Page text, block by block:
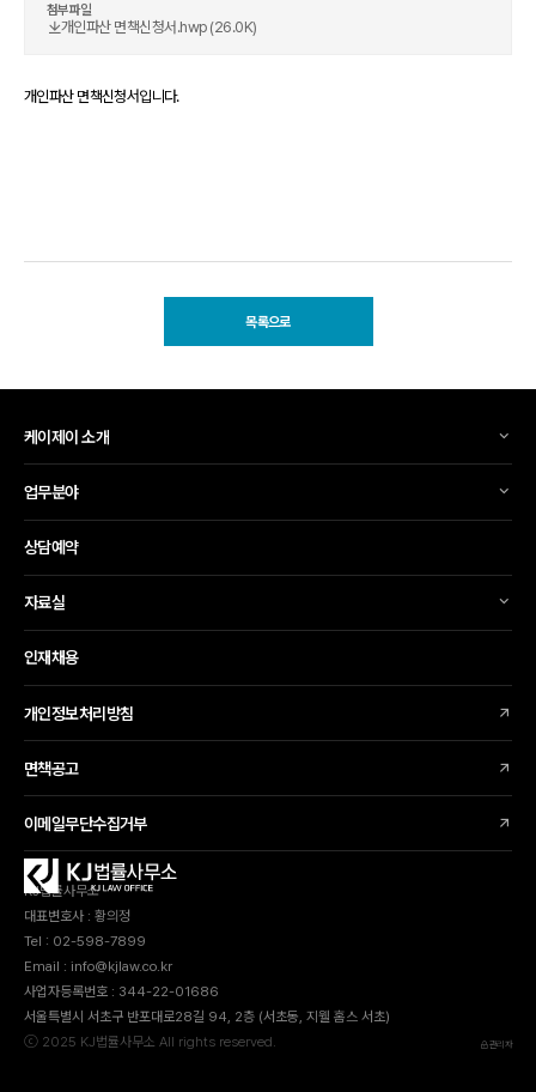
첨부파일
개인파산 면책신청서.hwp (26.0K)
개인파산 면책신청서입니다.
목록으로
케이제이 소개
업무분야
상담예약
자료실
인재채용
개인정보처리방침
면책공고
이메일무단수집거부
KJ법률사무소
대표변호사 : 황의정
Tel : 02-598-7899
Email : info@kjlaw.co.kr
사업자등록번호 : 344-22-01686
서울특별시 서초구 반포대로28길 94, 2층 (서초동, 지웰 홈스 서초)
ⓒ 2025 KJ법률사무소 All rights reserved.
관리자